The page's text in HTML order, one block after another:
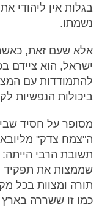
בגלות אין ליהודי
נשמתו.
אלא שעם זאת,
ישראל, הוא ציידם
להתמודדות עם
ביכולות הנפשיות
מסופר על חסיד
ה"צמח צדק"
תשובת הרבי
שממצות את תפקיד
תורה ומצוות בכל
כמו זו ששררה בארץ